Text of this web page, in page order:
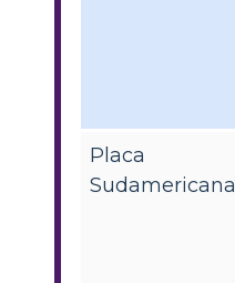
Placa
Sudamericana